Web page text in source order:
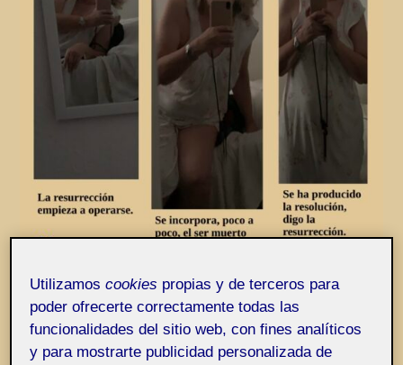
Utilizamoscookies propias y de terceros para
poder ofrecerte correctamente todas las
funcionalidades del sitio web, con fines analíticos
y para mostrarte publicidad personalizada de